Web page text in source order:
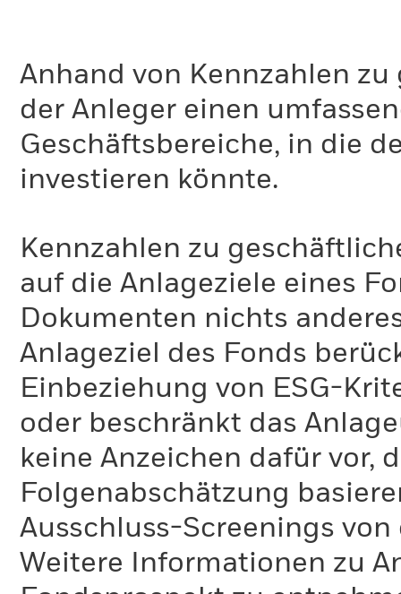
Anhand von Kennzahlen
der Anleger einen
Geschäftsbereiche, in die
investieren könnte.
Kennzahlen zu
auf die Anlageziele eines
Dokumenten nichts
Anlageziel des Fonds
Einbeziehung von ESG-
oder beschränkt das
keine Anzeichen dafür vor,
Folgenabschätzung
Ausschluss-Screenings
Weitere Informationen zu